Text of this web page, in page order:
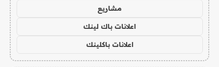
مشاريع
اعلانات باك لينك
اعلانات باكلينك